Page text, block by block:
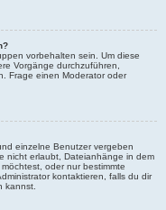
vorbehalten sein. Um diese
Vorgänge durchzuführen,
Frage einen Moderator oder
einzelne Benutzer vergeben
nicht erlaubt, Dateianhänge in dem
oder nur bestimmte
kontaktieren, falls du dir
kannst.